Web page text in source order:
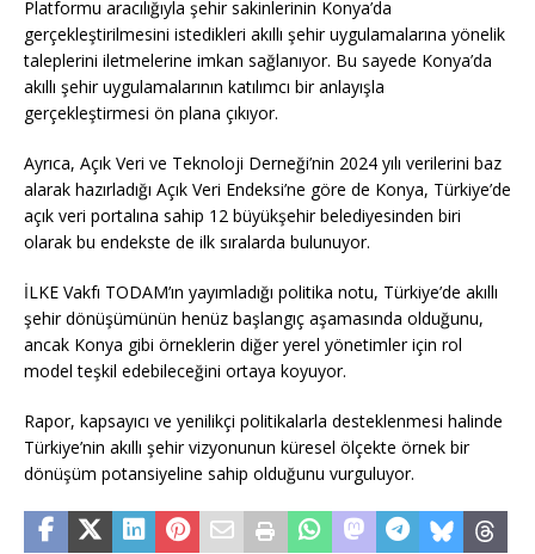
Platformu aracılığıyla şehir sakinlerinin Konya’da
gerçekleştirilmesini istedikleri akıllı şehir uygulamalarına yönelik
taleplerini iletmelerine imkan sağlanıyor. Bu sayede Konya’da
akıllı şehir uygulamalarının katılımcı bir anlayışla
gerçekleştirmesi ön plana çıkıyor.
Ayrıca, Açık Veri ve Teknoloji Derneği’nin 2024 yılı verilerini baz
alarak hazırladığı Açık Veri Endeksi’ne göre de Konya, Türkiye’de
açık veri portalına sahip 12 büyükşehir belediyesinden biri
olarak bu endekste de ilk sıralarda bulunuyor.
İLKE Vakfı TODAM’ın yayımladığı politika notu, Türkiye’de akıllı
şehir dönüşümünün henüz başlangıç aşamasında olduğunu,
ancak Konya gibi örneklerin diğer yerel yönetimler için rol
model teşkil edebileceğini ortaya koyuyor.
Rapor, kapsayıcı ve yenilikçi politikalarla desteklenmesi halinde
Türkiye’nin akıllı şehir vizyonunun küresel ölçekte örnek bir
dönüşüm potansiyeline sahip olduğunu vurguluyor.